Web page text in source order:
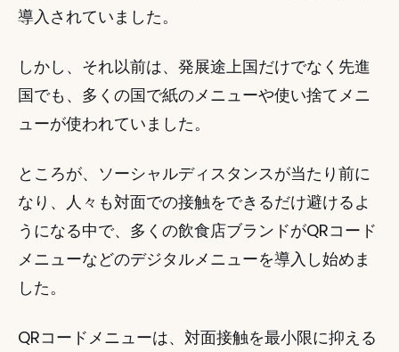
導入されていました。
しかし、それ以前は、発展途上国だけでなく先進
国でも、多くの国で紙のメニューや使い捨てメニ
ューが使われていました。
ところが、ソーシャルディスタンスが当たり前に
なり、人々も対面での接触をできるだけ避けるよ
うになる中で、多くの飲食店ブランドがQRコード
メニューなどのデジタルメニューを導入し始めま
した。
QRコードメニューは、対面接触を最小限に抑える